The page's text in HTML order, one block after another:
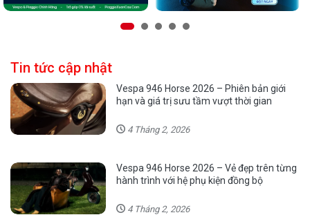
Tin tức cập nhật
Vespa 946 Horse 2026 – Phiên bản giới
hạn và giá trị sưu tầm vượt thời gian
4 Tháng 2, 2026
Vespa 946 Horse 2026 – Vẻ đẹp trên từng
hành trình với hệ phụ kiện đồng bộ
4 Tháng 2, 2026